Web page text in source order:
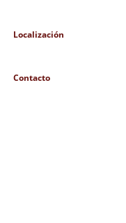
Localización
Contacto